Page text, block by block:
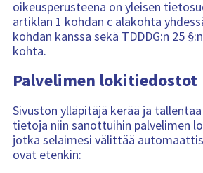
oikeusperusteena on yleisen
artiklan 1 kohdan c alakohta
kohdan kanssa sekä TDDDG:n 25
kohta.
Palvelimen lokitiedostot
Sivuston ylläpitäjä kerää ja
tietoja niin sanottuihin palvelimen
jotka selaimesi välittää
ovat etenkin: